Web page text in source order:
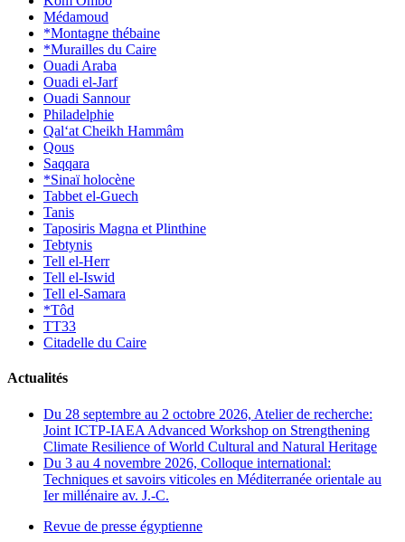
Médamoud
*Montagne thébaine
*Murailles du Caire
Ouadi Araba
Ouadi el-Jarf
Ouadi Sannour
Philadelphie
Qal‘at Cheikh Hammâm
Qous
Saqqara
*Sinaï holocène
Tabbet el-Guech
Tanis
Taposiris Magna et Plinthine
Tebtynis
Tell el-Herr
Tell el-Iswid
Tell el-Samara
*Tôd
TT33
Citadelle du Caire
Actualités
Du 28 septembre au 2 octobre 2026, Atelier de recherche:
Joint ICTP-IAEA Advanced Workshop on Strengthening
Climate Resilience of World Cultural and Natural Heritage
Du 3 au 4 novembre 2026, Colloque international:
Techniques et savoirs viticoles en Méditerranée orientale au
Ier millénaire av. J.-C.
Revue de presse égyptienne